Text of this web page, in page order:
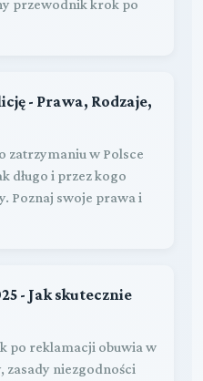
przewodnik krok po
- Prawa, Rodzaje,
zatrzymaniu w Polsce
długo i przez kogo
Poznaj swoje prawa i
- Jak skutecznie
po reklamacji obuwia w
zasady niezgodności